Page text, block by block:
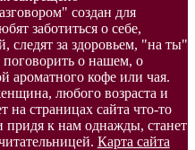
создан для
заботиться о себе,
следят за здоровьем, "на ты"
о нашем, о
ароматного кофе или чая.
любого возраста и
на страницах сайта что-то
придя к нам однажды, станет
Карта сайта